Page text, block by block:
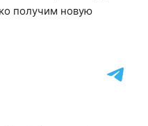
получим новую